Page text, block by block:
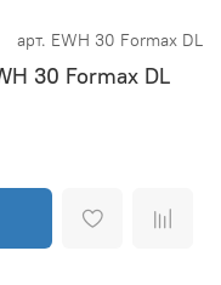
арт. EWH 30 Formax DL
30 Formax DL